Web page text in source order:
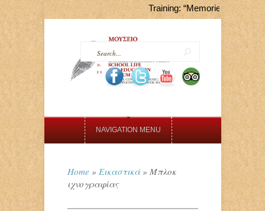
Training: “Memories that
NAVIGATION MENU
Home » Εικαστικά » Μπλοκ
ιχνογραφίας